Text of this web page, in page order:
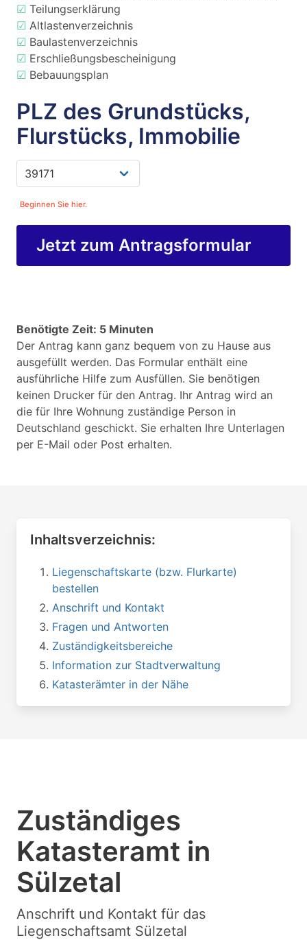
☑ Teilungserklärung
☑ Altlastenverzeichnis
☑ Baulastenverzeichnis
☑ Erschließungsbescheinigung
☑ Bebauungsplan
PLZ des Grundstücks,
Flurstücks, Immobilie
Beginnen Sie hier.
Jetzt zum Antragsformular
Benötigte Zeit: 5 Minuten
Der Antrag kann ganz bequem von zu Hause aus
ausgefüllt werden. Das Formular enthält eine
ausführliche Hilfe zum Ausfüllen. Sie benötigen
keinen Drucker für den Antrag. Ihr Antrag wird an
die für Ihre Wohnung zuständige Person in
Deutschland geschickt. Sie erhalten Ihre Unterlagen
per E-Mail oder Post erhalten.
Inhaltsverzeichnis:
Liegenschaftskarte (bzw. Flurkarte)
bestellen
Anschrift und Kontakt
Fragen und Antworten
Zuständigkeitsbereiche
Information zur Stadtverwaltung
Katasterämter in der Nähe
Zuständiges
Katasteramt in
Sülzetal
Anschrift und Kontakt für das
Liegenschaftsamt Sülzetal